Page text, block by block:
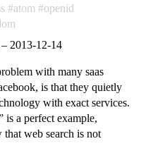
atom
openid
– 2013-12-14
with many saas
is that they quietly
with exact services.
is a perfect example,
web search is not